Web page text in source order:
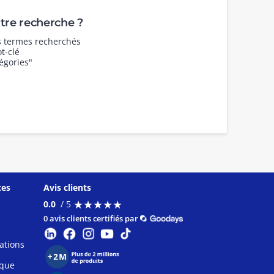
recherche ?
recherchés
clé
Avis clients
0.0 / 5 ★★★★★
★★★★★
0 avis clients certifiés par